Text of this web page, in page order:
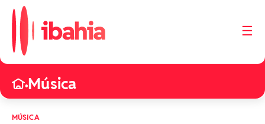
☰
•Música
MÚSICA